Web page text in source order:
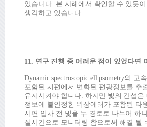
있습니다. 본 사례에서 확인할 수 있듯
생각하고 있습니다.
11. 연구 진행 중 어려운 점이 있었다면
Dynamic spectroscopic ellipsometry의
포함된 시편에서 변화된 편광정보를 추
유지시켜야 합니다. 하지만 빛의 간섭
정보에 불안정한 위상에러가 포함된 타
시편 입사 전 빛을 두 경로로 나누어 하
실시간으로 모니터링 함으로써 해결 될